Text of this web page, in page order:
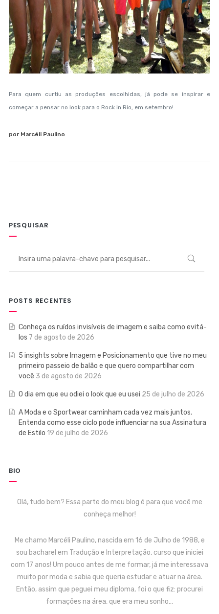
Para quem curtiu as produções escolhidas, já pode se inspirar e
começar a pensar no look para o Rock in Rio, em setembro!
por Marcéli Paulino
PESQUISAR
POSTS RECENTES
Conheça os ruídos invisíveis de imagem e saiba como evitá-
los 7 de agosto de 2026
5 insights sobre Imagem e Posicionamento que tive no meu
primeiro passeio de balão e que quero compartilhar com
você 3 de agosto de 2026
O dia em que eu odiei o look que eu usei 25 de julho de 2026
A Moda e o Sportwear caminham cada vez mais juntos.
Entenda como esse ciclo pode influenciar na sua Assinatura
de Estilo 19 de julho de 2026
BIO
Olá, tudo bem? Essa parte do meu blog é para que você me
conheça melhor!
Me chamo Marcéli Paulino, nascida em 16 de Julho de 1988, e
sou bacharel em Tradução e Interpretação, curso que iniciei
com 17 anos! Um pouco antes de me formar, já me interessava
muito por moda e sabia que queria estudar e atuar na área.
Então, assim que peguei meu diploma, foi o que fiz: procurei
formações na área, que era meu sonho…